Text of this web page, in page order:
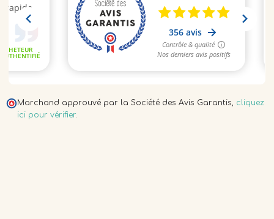
Marchand approuvé par la Société des Avis Garantis, cliquez
ici pour vérifier.